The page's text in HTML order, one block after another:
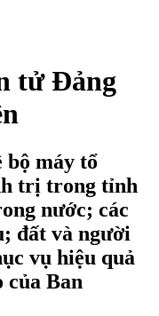
tử Đảng
bộ máy tổ
trị trong tỉnh
nước; các
đất và người
vụ hiệu quả
của Ban